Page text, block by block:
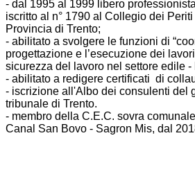
- dal 1995 al 1999 libero
iscritto al n° 1790 al Collegio dei
Provincia di Trento;
- abilitato a svolgere le funzioni di
progettazione e l’esecuzione dei
sicurezza del lavoro nel settore edile -
- abilitato a redigere certificati di
- iscrizione all'Albo dei consulenti del
tribunale di Trento.
- membro della C.E.C. sovra
Canal San Bovo - Sagron Mis, dal